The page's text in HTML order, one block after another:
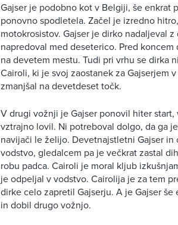
Gajser je podobno kot v Belgiji, še enkrat
ponovno spodletela. Začel je izredno
motokrosistov. Gajser je dirko nadaljeval
napredoval med deseterico. Pred
na devetem mestu. Tudi pri vrhu se dirka
Cairoli, ki je svoj zaostanek za Gajserjem
zmanjšal na devetdeset točk.
V drugi vožnji je Gajser ponovil hiter
vztrajno lovil. Ni potreboval dolgo, da ga
navijači le želijo. Devetnajstletni Gajser
vodstvo, gledalcem pa je večkrat zastal
robu padca. Cairoli je moral kljub
je odpeljal v vodstvo. Cairolija je za tem
dirke celo zapretil Gajserju. A je Gajser
in dobil drugo vožnjo.